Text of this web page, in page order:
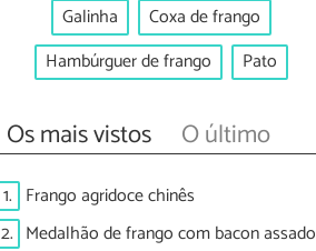
Galinha
Coxa de frango
Hambúrguer de frango
Pato
Os mais vistos O último
1. Frango agridoce chinês
2. Medalhão de frango com bacon assado